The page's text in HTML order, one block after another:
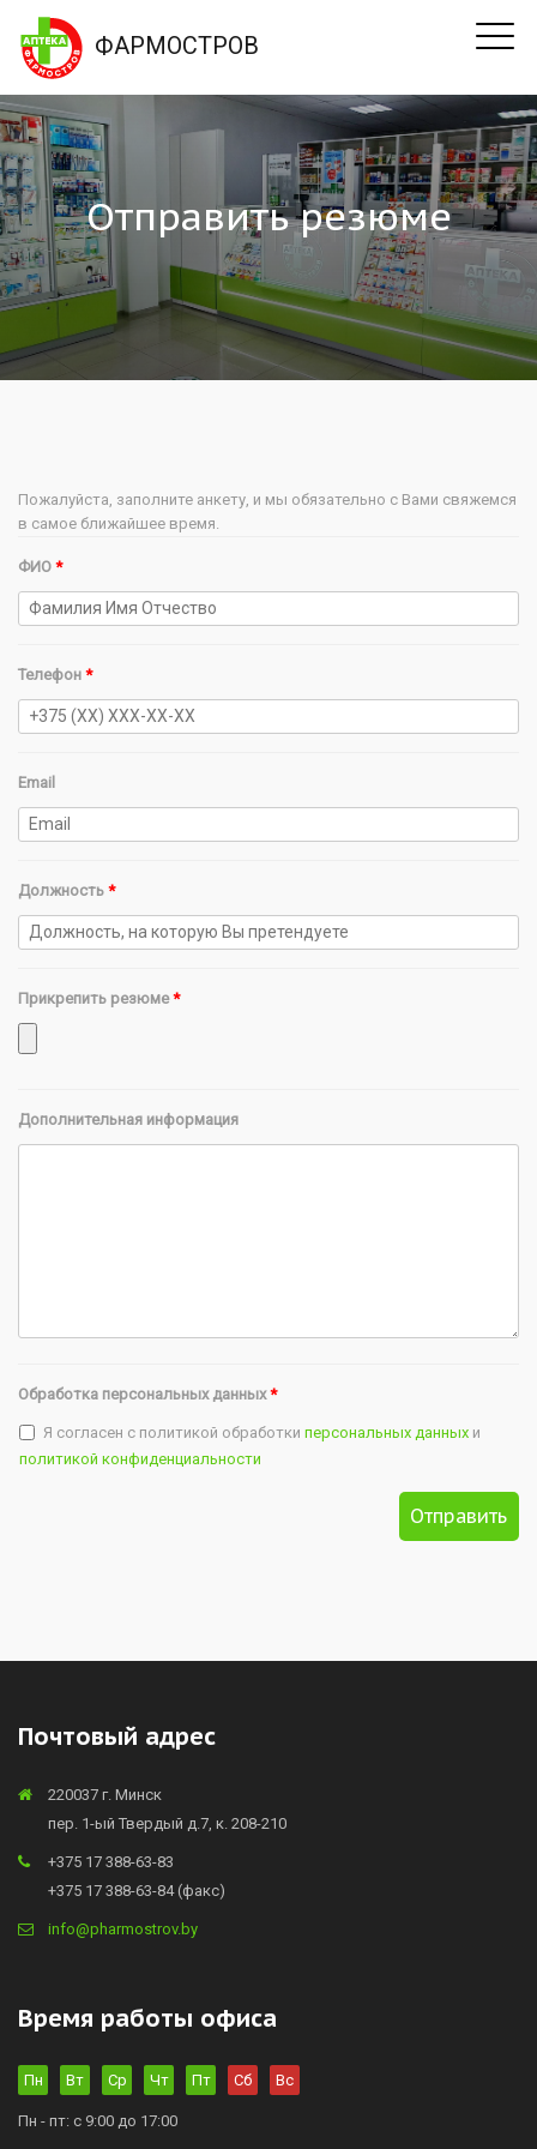
ФАРМОСТРОВ
Отправить резюме
Пожалуйста, заполните анкету, и мы обязательно с Вами свяжемся
в самое ближайшее время.
ФИО *
Телефон *
Email
Должность *
Прикрепить резюме*
Дополнительная информация
Обработка персональных данных*
Я согласен с политикой обработки персональных данных и
политикой конфиденциальности
Почтовый адрес
220037 г. Минск
пер. 1-ый Твердый д.7, к. 208-210
+375 17 388-63-83
+375 17 388-63-84 (факс)
info@pharmostrov.by
Время работы офиса
Пн Вт Ср Чт Пт Сб Вс
Пн - пт: с 9:00 до 17:00